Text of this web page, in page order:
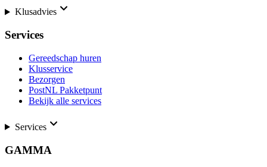
Klusadvies
Services
Gereedschap huren
Klusservice
Bezorgen
PostNL Pakketpunt
Bekijk alle services
Services
GAMMA